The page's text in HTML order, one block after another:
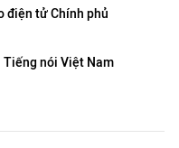
điện tử Chính phủ
Tiếng nói Việt Nam